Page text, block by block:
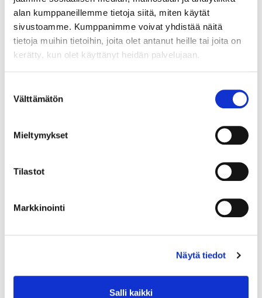
alan kumppaneillemme tietoja siitä, miten käytät
sivustoamme. Kumppanimme voivat yhdistää näitä
tietoja muihin tietoihin, joita olet antanut heille tai joita on
kerätty, kun olet käyttänyt heidän palvelujaan.
valinta
Välttämätön
Mieltymykset
Tilastot
Markkinointi
Näytä tiedot
Salli kaikki
Lue lisää
Kehittämishankkeen toteuttaminen
Moduuli 2: Kehittämishankkeen toteuttaminen ja
toteuttamisen, täytyy päättää projektipäällikkö ja hänen
Lue lisää
Kehittämishankkeen suunnittelu ja